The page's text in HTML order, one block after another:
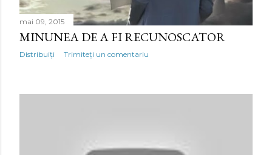
mai 09, 2015
MINUNEA DE A FI RECUNOSCATOR
Distribuiți Trimiteți un comentariu